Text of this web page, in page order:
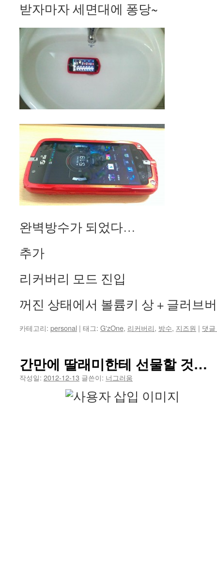
받자마자 세면대에 퐁당~
완벽방수가 되었다…
추가
리커버리 모드 진입
꺼진 상태에서 볼륨키 상 + 글러브
카테고리: personal | 태그: G'zOne, 리커버리, 방수, 지즈원 | 댓
간만에 딸래미한테 선물할 것…
작성일: 2012-12-13 글쓴이: 너그러움